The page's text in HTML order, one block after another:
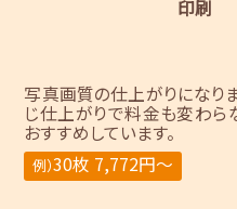
印刷
写真画質の仕上がりになり
じ仕上がりで料金も変わら
おすすめしています。
例）30枚 7,772円～